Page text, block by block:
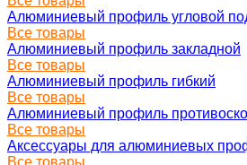
Алюминиевый профиль угловой
Все товары
Алюминиевый профиль закладной
Все товары
Алюминиевый профиль гибкий
Все товары
Алюминиевый профиль
Все товары
Аксессуары для алюминиевых
Все товары